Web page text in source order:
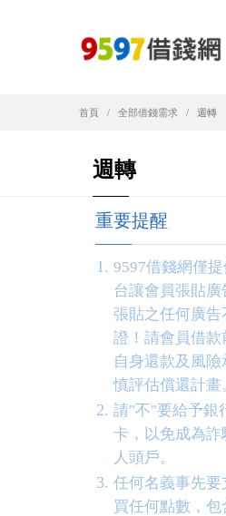
首頁 全部借錢需求 週轉
週轉
重要提醒
9597借錢網僅
台讓會員張貼
張貼之任何廣告
證！請會員借款
自身還款及風
慎評估償還計畫
請"不"要給予銀
卡，以免成為
人頭戶。
任何名義事先
買任何點數，包